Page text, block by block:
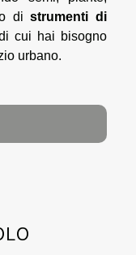
distrumenti di
cui hai bisogno
urbano.